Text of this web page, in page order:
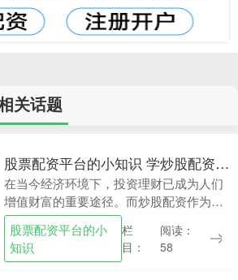
关话题
股票配资平台的小知识 学炒股配资，稳健增值，轻松致富
在当今经济环境下，投资理财已成为人们
增值财富的重要途径。而炒股配资作为一
种杠杆投资方式，因其高收益率而备受关
注。 恒信配资是国内领先的实盘股票配资
平台，拥有多年....
股票配资平台的小
知识
栏
目：
阅读：
58